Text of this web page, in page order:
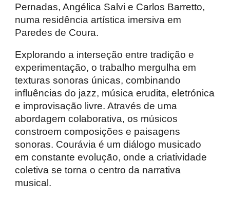
Pernadas, Angélica Salvi e Carlos Barretto,
numa residência artística imersiva em
Paredes de Coura.
Explorando a interseção entre tradição e
experimentação, o trabalho mergulha em
texturas sonoras únicas, combinando
influências do jazz, música erudita, eletrónica
e improvisação livre. Através de uma
abordagem colaborativa, os músicos
constroem composições e paisagens
sonoras. Courávia é um diálogo musicado
em constante evolução, onde a criatividade
coletiva se torna o centro da narrativa
musical.